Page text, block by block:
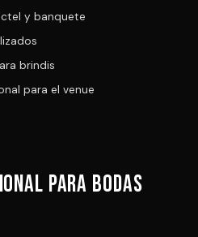
y banquete
brindis
para el venue
para Bodas